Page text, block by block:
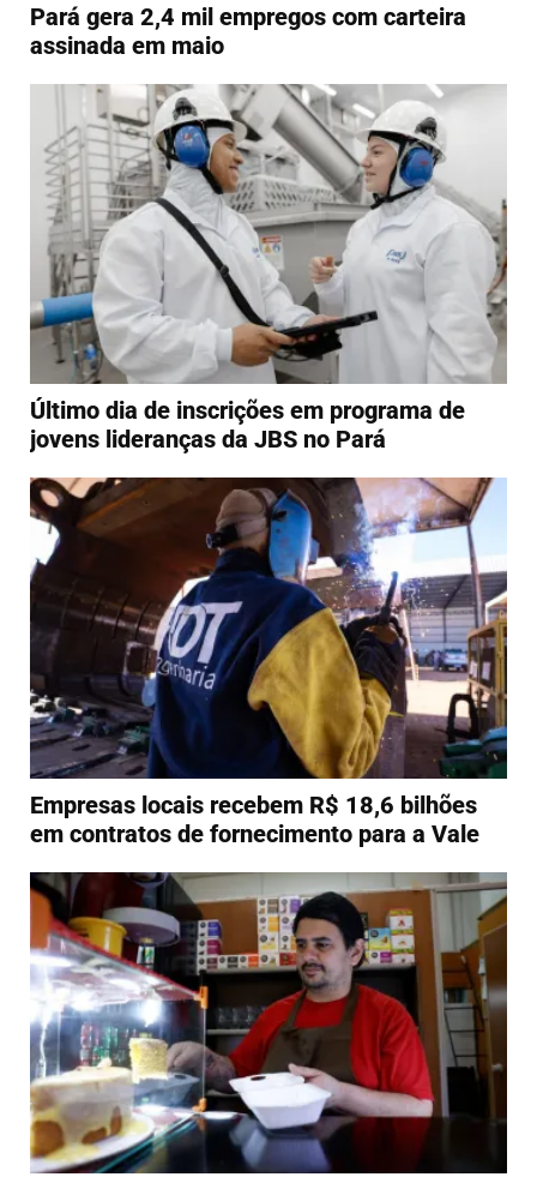
Pará gera 2,4 mil empregos com carteira
assinada em maio
Último dia de inscrições em programa de
jovens lideranças da JBS no Pará
Empresas locais recebem R$ 18,6 bilhões
em contratos de fornecimento para a Vale